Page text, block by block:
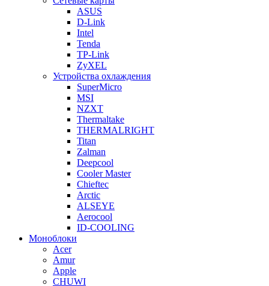
ASUS
D-Link
Intel
Tenda
TP-Link
ZyXEL
Устройства охлаждения
SuperMicro
MSI
NZXT
Thermaltake
THERMALRIGHT
Titan
Zalman
Deepcool
Cooler Master
Chieftec
Arctic
ALSEYE
Aerocool
ID-COOLING
Моноблоки
Acer
Amur
Apple
CHUWI